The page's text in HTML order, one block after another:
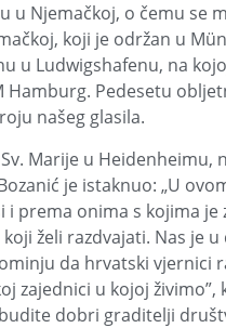
Njemačkoj, o čemu se
koji je održan u
u Ludwigshafenu, na
Pedesetu
našeg glasila.
Marije u Heidenheimu,
je istaknuo: „U
prema onima s kojima
želi razdvajati. Nas je
da hrvatski vjernici
u kojoj živimo”,
dobri graditelji